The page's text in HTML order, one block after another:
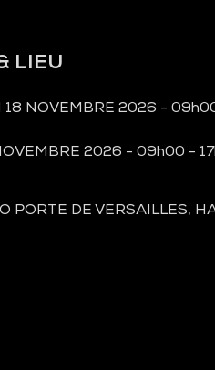
LIEU
18 NOVEMBRE 2026 -
2026 - 09h00 -
PORTE DE VERSAILLES,